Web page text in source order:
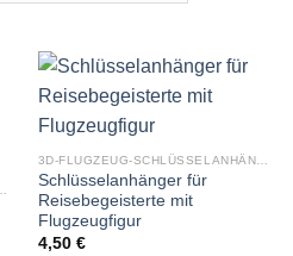
Schlüsselanhänger für
Reisebegeisterte mit
Flugzeugfigur
4,50 €